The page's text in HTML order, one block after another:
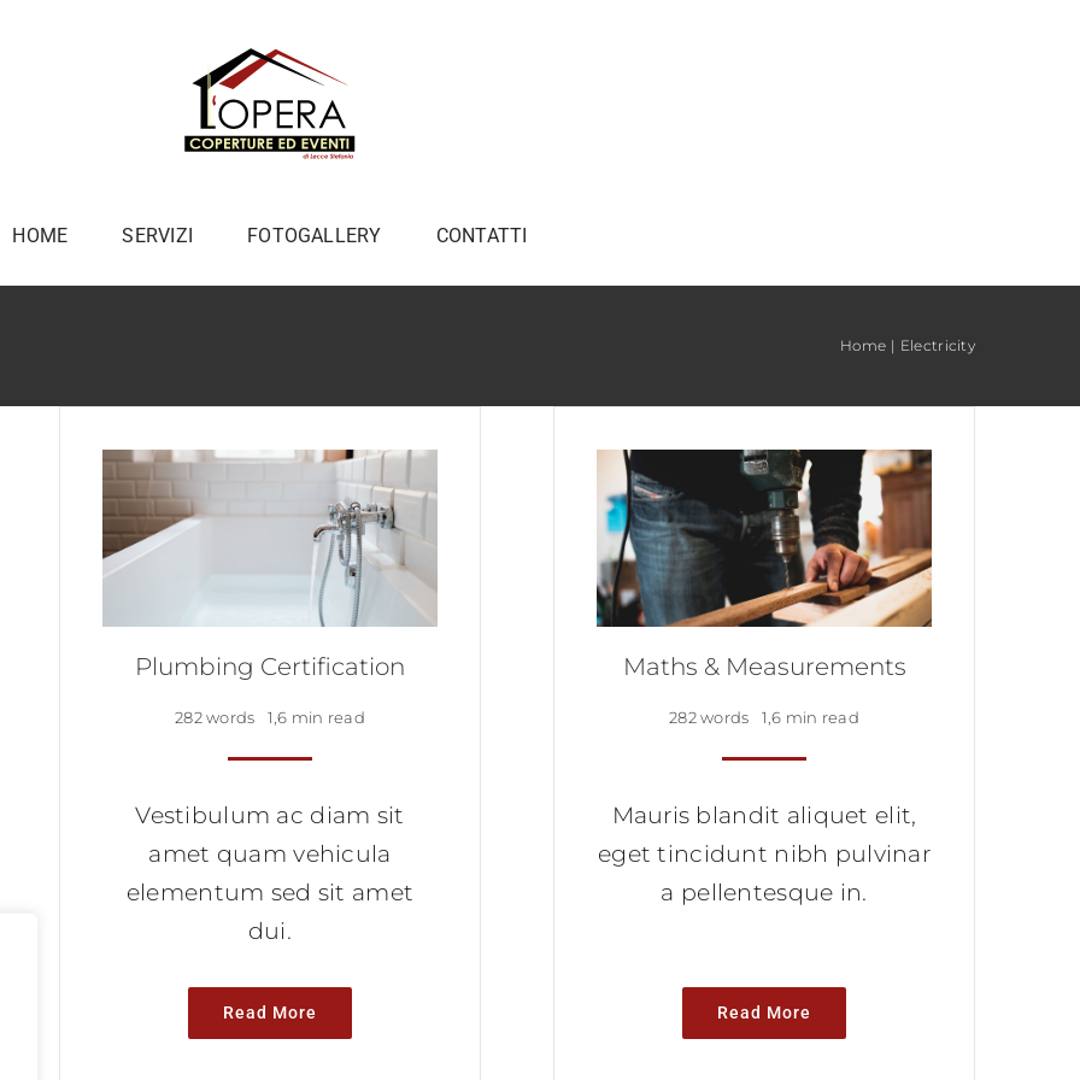
HOME SERVIZI FOTOGALLERY CONTATTI
Home Electricity
Plumbing Certification
282 words 1,6 min read
Vestibulum ac diam sit
amet quam vehicula
elementum sed sit amet
dui.
Read More
Maths & Measurements
282 words 1,6 min read
Mauris blandit aliquet elit,
eget tincidunt nibh pulvinar
a pellentesque in.
Read More